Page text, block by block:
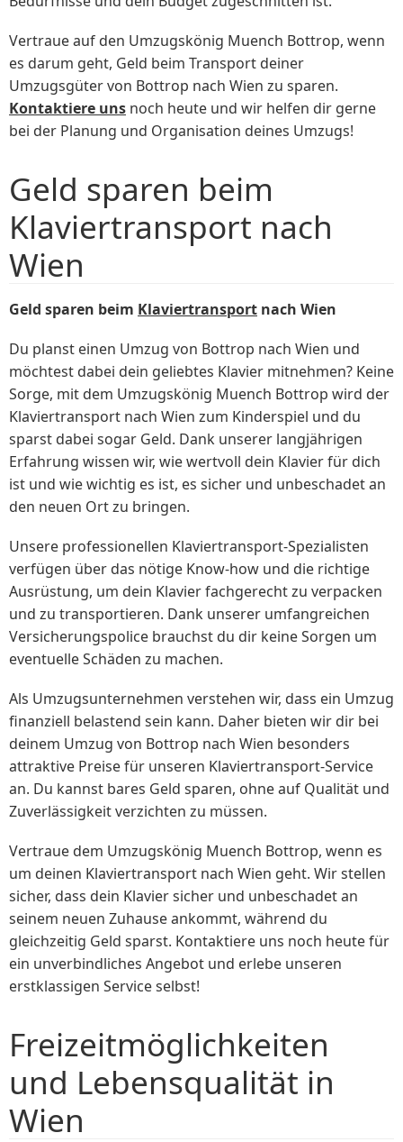
Vertraue auf den Umzugskönig Muench Bottrop, wenn
es darum geht, Geld beim Transport deiner
Umzugsgüter von Bottrop nach Wien zu sparen.
Kontaktiere uns noch heute und wir helfen dir gerne
bei der Planung und Organisation deines Umzugs!
Geld sparen beim
Klaviertransport nach
Wien
Geld sparen beim Klaviertransport nach Wien
Du planst einen Umzug von Bottrop nach Wien und
möchtest dabei dein geliebtes Klavier mitnehmen? Keine
Sorge, mit dem Umzugskönig Muench Bottrop wird der
Klaviertransport nach Wien zum Kinderspiel und du
sparst dabei sogar Geld. Dank unserer langjährigen
Erfahrung wissen wir, wie wertvoll dein Klavier für dich
ist und wie wichtig es ist, es sicher und unbeschadet an
den neuen Ort zu bringen.
Unsere professionellen Klaviertransport-Spezialisten
verfügen über das nötige Know-how und die richtige
Ausrüstung, um dein Klavier fachgerecht zu verpacken
und zu transportieren. Dank unserer umfangreichen
Versicherungspolice brauchst du dir keine Sorgen um
eventuelle Schäden zu machen.
Als Umzugsunternehmen verstehen wir, dass ein Umzug
finanziell belastend sein kann. Daher bieten wir dir bei
deinem Umzug von Bottrop nach Wien besonders
attraktive Preise für unseren Klaviertransport-Service
an. Du kannst bares Geld sparen, ohne auf Qualität und
Zuverlässigkeit verzichten zu müssen.
Vertraue dem Umzugskönig Muench Bottrop, wenn es
um deinen Klaviertransport nach Wien geht. Wir stellen
sicher, dass dein Klavier sicher und unbeschadet an
seinem neuen Zuhause ankommt, während du
gleichzeitig Geld sparst. Kontaktiere uns noch heute für
ein unverbindliches Angebot und erlebe unseren
erstklassigen Service selbst!
Freizeitmöglichkeiten
und Lebensqualität in
Wien